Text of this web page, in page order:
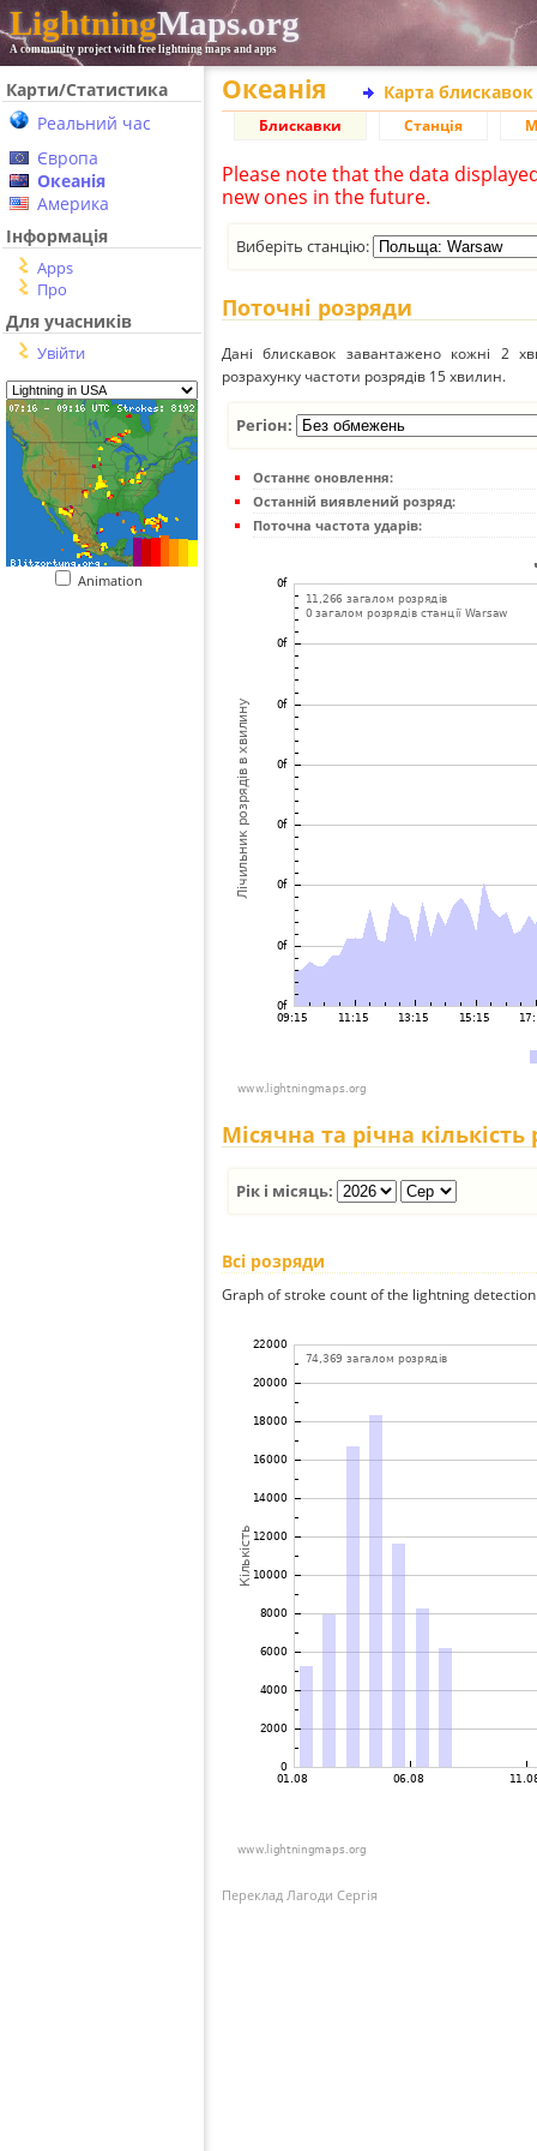
LightningMaps.org
A community project with free lightning maps and apps
Карти/Статистика
Реальний час
Європа
Океанія
Америка
Інформація
Apps
Про
Для учасників
Увійти
Animation
Океанія Карта
Блискавки Станція
Please note that the data
new ones in the future.
Виберіть станцію:
Поточні розряди
Дані блискавок завантажено кожні 2
розрахунку частоти розрядів 15 хвилин.
Регіон:
Останнє оновлення:
Останній виявлений розряд:
Поточна частота ударів:
Місячна та річна кількість
Рік і місяць:
Всі розряди
Graph of stroke count of the lightning
Переклад Лагоди Сергія